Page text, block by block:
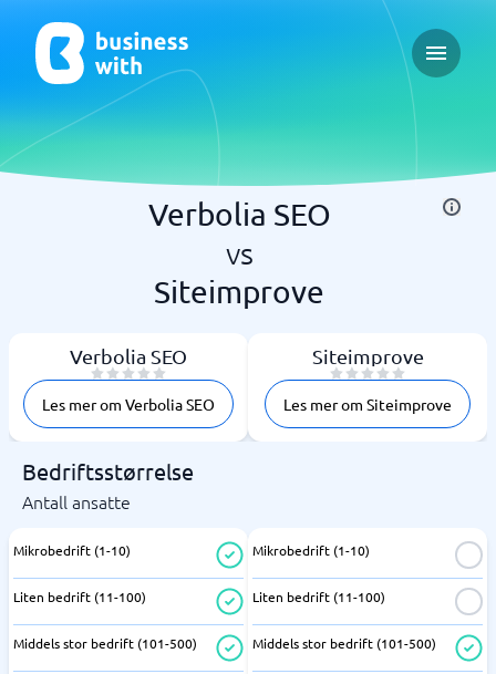
Open
Verbolia SEO
vs
Siteimprove
Verbolia SEO
Les mer om Verbolia SEO
Siteimprove
Les mer om Siteimprove
Bedriftsstørrelse
Antall ansatte
Mikrobedrift (1-10)
Liten bedrift (11-100)
Middels stor bedrift (101-500)
Mikrobedrift (1-10)
Liten bedrift (11-100)
Middels stor bedrift (101-500)